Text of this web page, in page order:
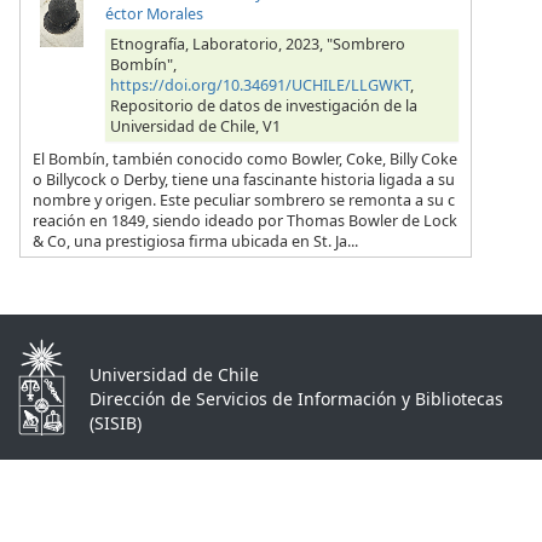
éctor Morales
Etnografía, Laboratorio, 2023, "Sombrero
Bombín",
https://doi.org/10.34691/UCHILE/LLGWKT,
Repositorio de datos de investigación de la
Universidad de Chile, V1
El Bombín, también conocido como Bowler, Coke, Billy Coke
o Billycock o Derby, tiene una fascinante historia ligada a su
nombre y origen. Este peculiar sombrero se remonta a su c
reación en 1849, siendo ideado por Thomas Bowler de Lock
& Co, una prestigiosa firma ubicada en St. Ja...
Universidad de Chile
Dirección de Servicios de Información y Bibliotecas
(SISIB)